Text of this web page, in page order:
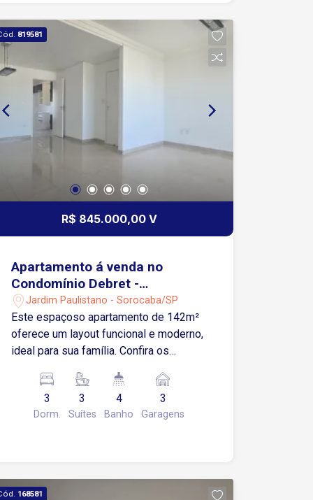
819581
R$ 845.000,00 V
Apartamento á venda no
Condomínio Debret -
Sorocaba/SP
Jardim Paulistano - Sorocaba/SP
Este espaçoso apartamento de 142m²
oferece um layout funcional e moderno,
ideal para sua família. Confira os
suíte master equipada com closet,
banheira de hidromassagem, 2 cubas e
2 chuveiros. Salas: Sala ampla para 2
embutido de 6 bocas, coifa e despensa
3
Dorm.
3
Suítes
4
Banho
3
Garagens
168581